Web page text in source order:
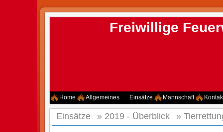
Freiwillige
Home Allgemeines Einsätze Mannschaft
Einsätze » 2019 - Überblick »